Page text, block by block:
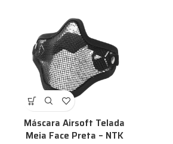
Máscara Airsoft Telada
Meia Face Preta – NTK